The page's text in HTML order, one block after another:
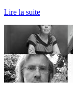
Lire la suite